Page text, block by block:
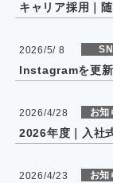
キャリア採用｜
2026/5/ 8
Instagramを更新
2026/4/28 お知
2026年度｜入社
2026/4/23 お知